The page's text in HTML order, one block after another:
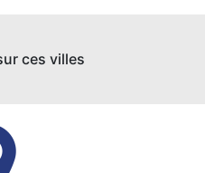
ces villes